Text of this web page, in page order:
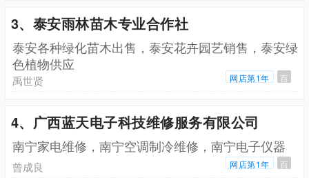
3、泰安雨林苗木专业合作社
泰安各种绿化苗木出售，泰安花卉园艺销售，泰安绿
色植物供应
禹世贤 网店第1年 百
4、广西蓝天电子科技维修服务有限公司
南宁家电维修，南宁空调制冷维修，南宁电子仪器
曾成良 网店第1年 百